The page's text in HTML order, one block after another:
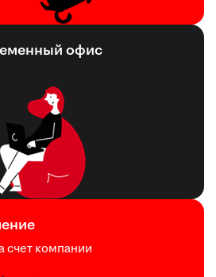
офис
счет компании